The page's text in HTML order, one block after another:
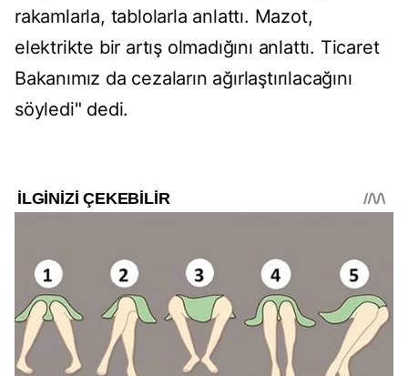
rakamlarla, tablolarla anlattı. Mazot,
elektrikte bir artış olmadığını anlattı. Ticaret
Bakanımız da cezaların ağırlaştırılacağını
söyledi" dedi.